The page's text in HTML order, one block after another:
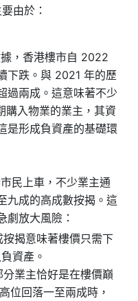
由於：
，香港樓市自 2022
下跌。與 2021 年的歷
過兩成。這意味著不少
入物業的業主，其資
是形成負資產的基礎環
民上車，不少業主通
九成的高成數按揭。這
劇放大風險：
揭意味著樓價只需下
資產。
業主恰好是在樓價巔
位回落一至兩成時，